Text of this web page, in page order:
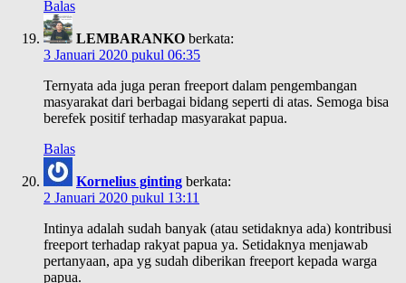
Balas
LEMBARANKO berkata:
3 Januari 2020 pukul 06:35
Ternyata ada juga peran freeport dalam pengembangan
masyarakat dari berbagai bidang seperti di atas. Semoga bisa
berefek positif terhadap masyarakat papua.
Balas
Kornelius ginting berkata:
2 Januari 2020 pukul 13:11
Intinya adalah sudah banyak (atau setidaknya ada) kontribusi
freeport terhadap rakyat papua ya. Setidaknya menjawab
pertanyaan, apa yg sudah diberikan freeport kepada warga
papua.